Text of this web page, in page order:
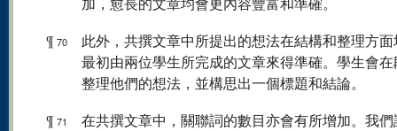
¶ 70
此外，共撰文章中所提出的想法在結構和整理方
最初由兩位學生所完成的文章來得準確。學生會
整理他們的想法，並構思出一個標題和結論。
¶ 71
在共撰文章中，關聯詞的數目亦會有所增加。我